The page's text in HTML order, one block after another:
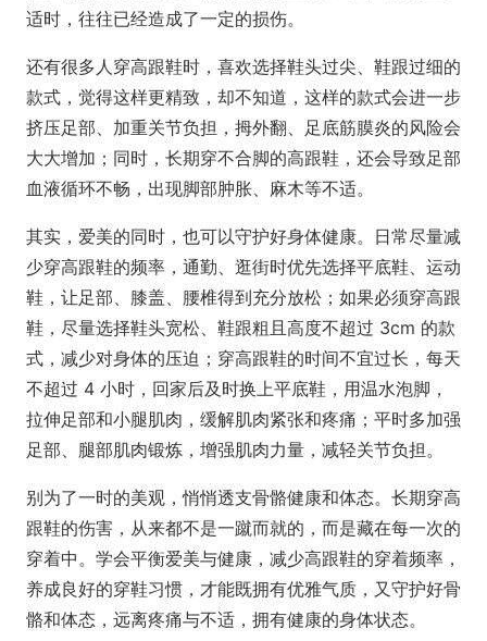
适时，往往已经造成了一定的损伤。
还有很多人穿高跟鞋时，喜欢选择鞋头过尖、鞋跟过细的
款式，觉得这样更精致，却不知道，这样的款式会进一步
挤压足部、加重关节负担，拇外翻、足底筋膜炎的风险会
大大增加；同时，长期穿不合脚的高跟鞋，还会导致足部
血液循环不畅，出现脚部肿胀、麻木等不适。
其实，爱美的同时，也可以守护好身体健康。日常尽量减
少穿高跟鞋的频率，通勤、逛街时优先选择平底鞋、运动
鞋，让足部、膝盖、腰椎得到充分放松；如果必须穿高跟
鞋，尽量选择鞋头宽松、鞋跟粗且高度不超过 3cm 的款
式，减少对身体的压迫；穿高跟鞋的时间不宜过长，每天
不超过 4 小时，回家后及时换上平底鞋，用温水泡脚，
拉伸足部和小腿肌肉，缓解肌肉紧张和疼痛；平时多加强
足部、腿部肌肉锻炼，增强肌肉力量，减轻关节负担。
别为了一时的美观，悄悄透支骨骼健康和体态。长期穿高
跟鞋的伤害，从来都不是一蹴而就的，而是藏在每一次的
穿着中。学会平衡爱美与健康，减少高跟鞋的穿着频率，
养成良好的穿鞋习惯，才能既拥有优雅气质，又守护好骨
骼和体态，远离疼痛与不适，拥有健康的身体状态。